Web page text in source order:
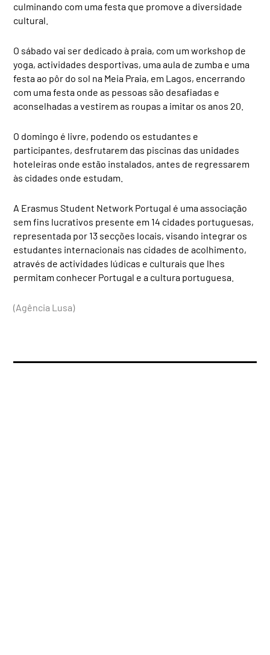
culminando com uma festa que promove a diversidade
cultural.
O sábado vai ser dedicado à praia, com um workshop de
yoga, actividades desportivas, uma aula de zumba e uma
festa ao pôr do sol na Meia Praia, em Lagos, encerrando
com uma festa onde as pessoas são desafiadas e
aconselhadas a vestirem as roupas a imitar os anos 20.
O domingo é livre, podendo os estudantes e
participantes, desfrutarem das piscinas das unidades
hoteleiras onde estão instalados, antes de regressarem
às cidades onde estudam.
A Erasmus Student Network Portugal é uma associação
sem fins lucrativos presente em 14 cidades portuguesas,
representada por 13 secções locais, visando integrar os
estudantes internacionais nas cidades de acolhimento,
através de actividades lúdicas e culturais que lhes
permitam conhecer Portugal e a cultura portuguesa.
(Agência Lusa)